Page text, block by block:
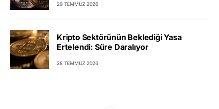
29 TEMMUZ 2026
Kripto Sektörünün Beklediği Yasa
Ertelendi: Süre Daralıyor
28 TEMMUZ 2026